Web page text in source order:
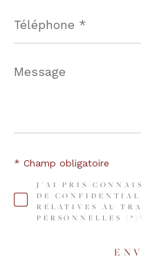
*
Message
*
J'AI PRIS
DE
RELATIVES AU
PERSONNELLES
* Champ obligatoire